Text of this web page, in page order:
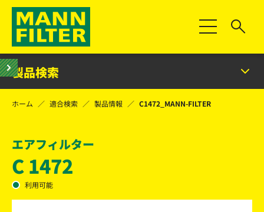
Toggle
製品検索
ホーム 適合検索 製品情報 C1472_MANN-FILTER
エアフィルター
C 1472
利用可能